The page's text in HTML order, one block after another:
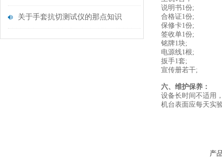
关于手套抗切测试仪的那点知识
说明书1份;
合格证1份;
保修卡1份;
签收单1份;
铭牌1块;
电源线1根;
扳手1套;
宣传册若干;
六、维护保养：
设备长时间不适用
机台表面应每天实
产